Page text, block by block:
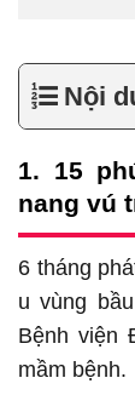
Nội
1. 15
nang vú
6 tháng
u vùng
Bệnh viện
mầm bệnh.